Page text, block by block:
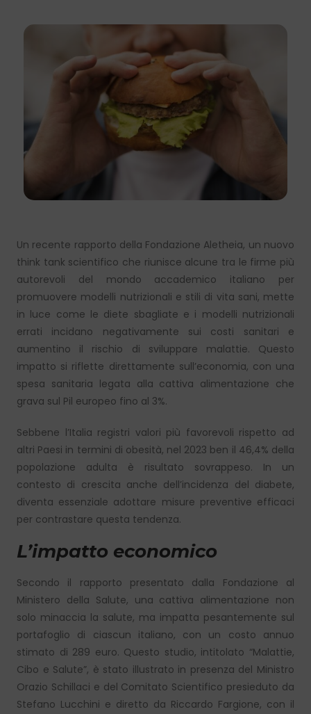
Un recente rapporto della Fondazione Aletheia, un nuovo
think tank scientifico che riunisce alcune tra le firme più
autorevoli del mondo accademico italiano per
promuovere modelli nutrizionali e stili di vita sani, mette
in luce come le diete sbagliate e i modelli nutrizionali
errati incidano negativamente sui costi sanitari e
aumentino il rischio di sviluppare malattie. Questo
impatto si riflette direttamente sull’economia, con una
spesa sanitaria legata alla cattiva alimentazione che
grava sul Pil europeo fino al 3%.
Sebbene l’Italia registri valori più favorevoli rispetto ad
altri Paesi in termini di obesità, nel 2023 ben il 46,4% della
popolazione adulta è risultato sovrappeso. In un
contesto di crescita anche dell’incidenza del diabete,
diventa essenziale adottare misure preventive efficaci
per contrastare questa tendenza.
L’impatto economico
Secondo il rapporto presentato dalla Fondazione al
Ministero della Salute, una cattiva alimentazione non
solo minaccia la salute, ma impatta pesantemente sul
portafoglio di ciascun italiano, con un costo annuo
stimato di 289 euro. Questo studio, intitolato “Malattie,
Cibo e Salute”, è stato illustrato in presenza del Ministro
Orazio Schillaci e del Comitato Scientifico presieduto da
Stefano Lucchini e diretto da Riccardo Fargione, con il